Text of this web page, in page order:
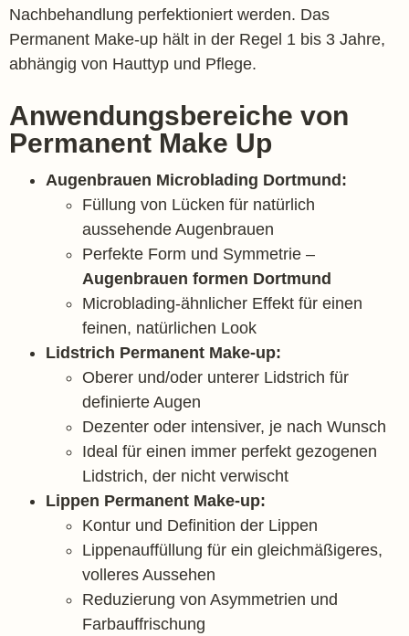
Nachbehandlung perfektioniert werden. Das
Permanent Make-up hält in der Regel 1 bis 3 Jahre,
abhängig von Hauttyp und Pflege.
Anwendungsbereiche von
Permanent Make Up
Augenbrauen Microblading Dortmund:
Füllung von Lücken für natürlich
aussehende Augenbrauen
Perfekte Form und Symmetrie –
Augenbrauen formen Dortmund
Microblading-ähnlicher Effekt für einen
feinen, natürlichen Look
Lidstrich Permanent Make-up:
Oberer und/oder unterer Lidstrich für
definierte Augen
Dezenter oder intensiver, je nach Wunsch
Ideal für einen immer perfekt gezogenen
Lidstrich, der nicht verwischt
Lippen Permanent Make-up:
Kontur und Definition der Lippen
Lippenauffüllung für ein gleichmäßigeres,
volleres Aussehen
Reduzierung von Asymmetrien und
Farbauffrischung